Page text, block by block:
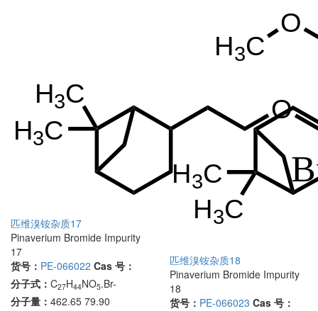
匹维溴铵杂质17
Pinaverium Bromide Impurity
17
货号： PE-066022 Cas 号：
分子式： C27H44NO5.Br-
分子量： 462.65 79.90
匹维溴铵杂质18
Pinaverium Bromide Impurity
18
货号： PE-066023 Cas 号：